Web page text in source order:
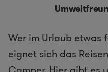
Wer im Urlaub etwas
eignet sich das